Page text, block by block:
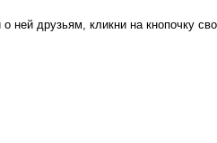
ней друзьям, кликни на кнопочку